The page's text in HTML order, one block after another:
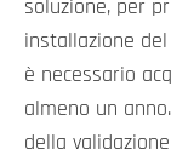
soluzione, per
installazione
è necessario
almeno un
della